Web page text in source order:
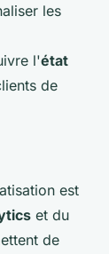
les
l'état
de
est
et du
de